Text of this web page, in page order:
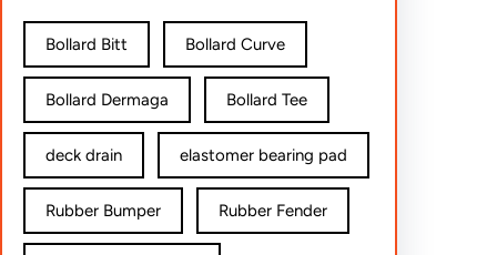
Bollard Bitt Bollard Curve
Bollard Dermaga Bollard Tee
deck drain elastomer bearing pad
Rubber Bumper Rubber Fender